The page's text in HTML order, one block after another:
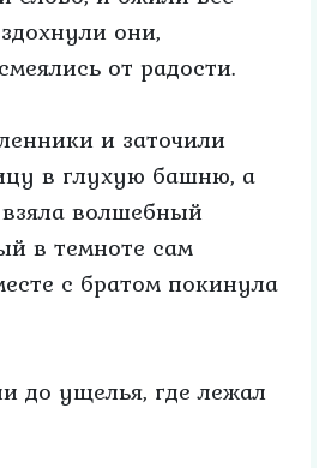
они,
от радости.
и заточили
в глухую башню, а
волшебный
в темноте сам
с братом покинула
до ущелья, где лежал